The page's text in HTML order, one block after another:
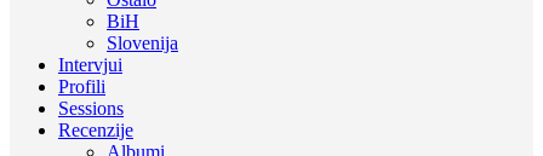
BiH
Slovenija
Intervjui
Profili
Sessions
Recenzije
Albumi